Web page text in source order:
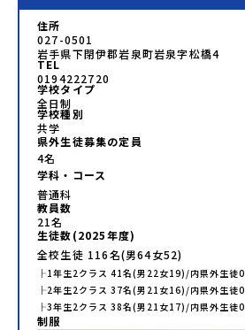
住所
027-0501
岩手県下閉伊郡岩泉町岩泉字松橋4
TEL
0194222720
学校タイプ
全日制
学校種別
共学
県外生徒募集の定員
4名
学科・コース
普通科
教員数
21名
生徒数(2025年度)
全校生徒 116名(男64女52)
├1年生2クラス 41名(男 22女19)/内県外生徒0
├2年生2クラス 37名(男 21 女16)/内県外生徒0
├3年生2クラス 38名(男 21 女17)/内県外生徒0
制服